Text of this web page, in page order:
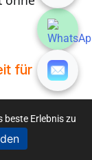
für
In
beste Erlebnis zu